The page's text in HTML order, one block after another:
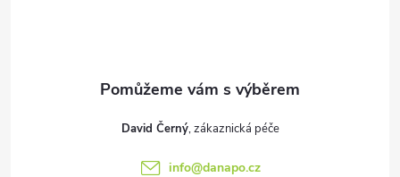
David Černý
info@danapo.cz